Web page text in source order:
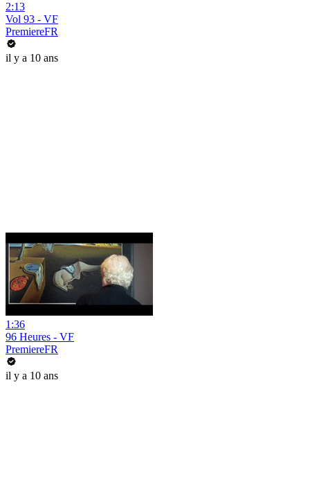
2:13
Vol 93 - VF
PremiereFR
il y a 10 ans
1:36
96 Heures - VF
PremiereFR
il y a 10 ans